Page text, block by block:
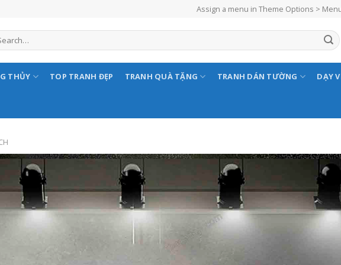
Assign a menu in Theme Options >
THỦY TOP TRANH ĐẸP TRANH QUÀ TẶNG TRANH DÁN TƯỜNG DẠY